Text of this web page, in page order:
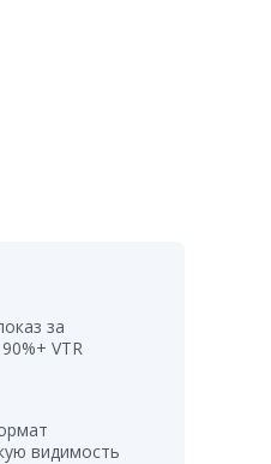
за
VTR
видимость